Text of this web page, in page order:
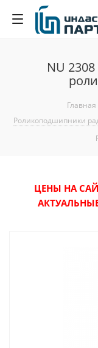
NU
Главная
Роликоподшипники
ЦЕНЫ НА